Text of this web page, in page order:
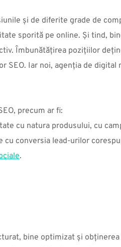
și de diferite grade de
sporită pe online. Și tind,
Îmbunătățirea pozițiilor
Iar noi, agenția de
precum ar fi:
cu natura produsului, cu
conversia lead-urilor
.
bine optimizat și